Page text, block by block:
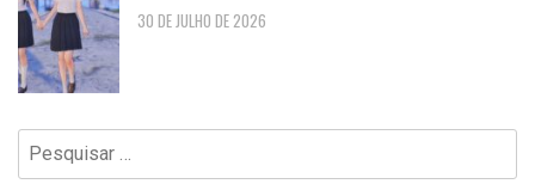
30 DE JULHO DE 2026
Pesquisar
por: